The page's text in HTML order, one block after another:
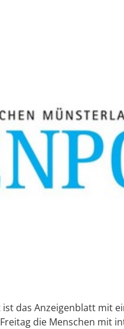
das Anzeigenblatt mit
die Menschen mit